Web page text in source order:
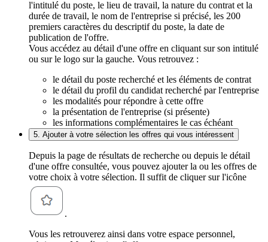
l'intitulé du poste, le lieu de travail, la nature du contrat et la
durée de travail, le nom de l'entreprise si précisé, les 200
premiers caractères du descriptif du poste, la date de
publication de l'offre.
Vous accédez au détail d'une offre en cliquant sur son intitulé
ou sur le logo sur la gauche. Vous retrouvez :
le détail du poste recherché et les éléments de contrat
le détail du profil du candidat recherché par l'entreprise
les modalités pour répondre à cette offre
la présentation de l'entreprise (si présente)
les informations complémentaires le cas échéant
5. Ajouter à votre sélection les offres qui vous intéressent
Depuis la page de résultats de recherche ou depuis le détail
d'une offre consultée, vous pouvez ajouter la ou les offres de
votre choix à votre sélection. Il suffit de cliquer sur l'icône
.
Vous les retrouverez ainsi dans votre espace personnel,